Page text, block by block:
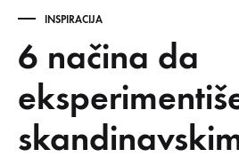
INSPIRACIJA
6 načina da